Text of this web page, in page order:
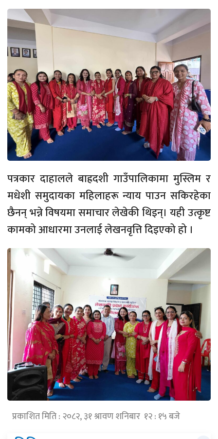
पत्रकार दाहालले बाह्रदशी गाउँपालिकामा मुस्लिम र
मधेशी समुदायका महिलाहरू न्याय पाउन सकिरहेका
छैनन् भन्ने विषयमा समाचार लेखेकी थिइन्। यही उत्कृष्ट
कामको आधारमा उनलाई लेखनवृत्ति दिइएको हो ।
प्रकाशित मिति : २०८२, ३१ श्रावण शनिबार १२ : १५ बजे